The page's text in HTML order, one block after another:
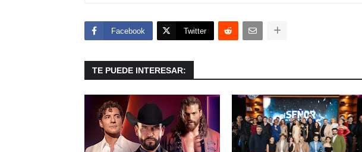
Facebook Twitter
TE PUEDE INTERESAR: